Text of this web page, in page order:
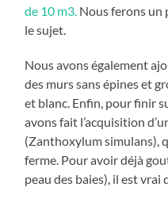
de 10 m3. Nous ferons un
le sujet.
Nous avons également
des murs sans épines et
et blanc. Enfin, pour finir
avons fait l’acquisition
(Zanthoxylum simulans),
ferme. Pour avoir déjà
peau des baies), il est vrai